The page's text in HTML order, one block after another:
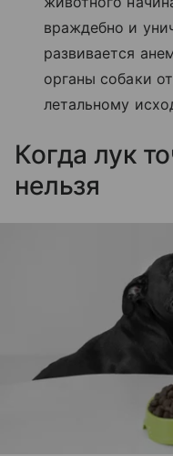
враждебно и
развивается
органы собаки
летальному
Когда лук
нельзя